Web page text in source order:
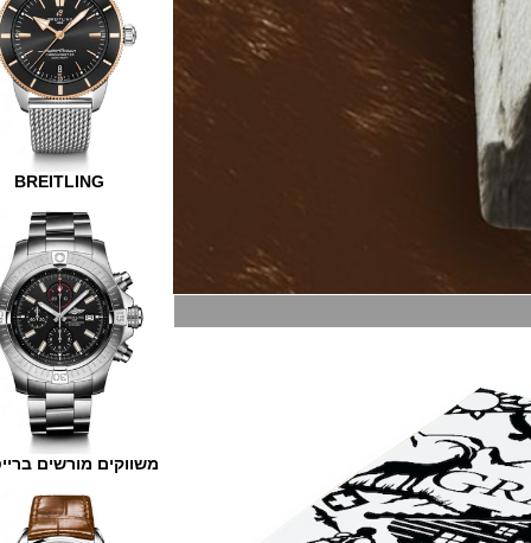
BREITLING
משווקים מורשים ברייטלינג